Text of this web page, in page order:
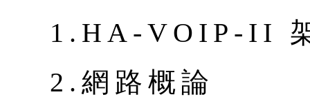
1.HA-VOIP-II
2.網路概論